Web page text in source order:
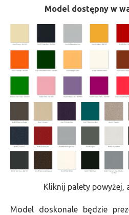
Model dostępny w
Kliknij palety powyżej,
Model doskonale będzie